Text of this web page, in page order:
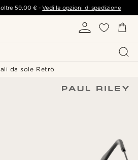
59,00 € -Vedi le opzioni di spedizione
da sole Retrò